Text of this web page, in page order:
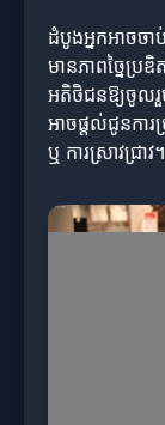
ដំបូងអ្នកអាចចា
មានភាពច្នៃប្រឌិ
អតិថិជនឱ្យចូលរួ
អាចផ្តល់ជូនការ
ឬ ការស្រាវជ្រាវ។